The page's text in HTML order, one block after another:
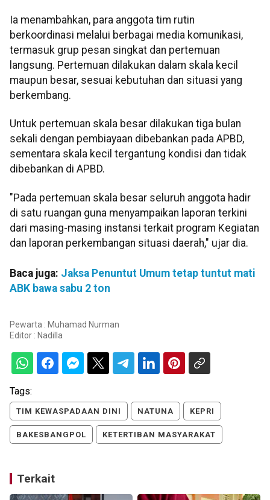
Ia menambahkan, para anggota tim rutin
berkoordinasi melalui berbagai media komunikasi,
termasuk grup pesan singkat dan pertemuan
langsung. Pertemuan dilakukan dalam skala kecil
maupun besar, sesuai kebutuhan dan situasi yang
berkembang.
Untuk pertemuan skala besar dilakukan tiga bulan
sekali dengan pembiayaan dibebankan pada APBD,
sementara skala kecil tergantung kondisi dan tidak
dibebankan di APBD.
"Pada pertemuan skala besar seluruh anggota hadir
di satu ruangan guna menyampaikan laporan terkini
dari masing-masing instansi terkait program Kegiatan
dan laporan perkembangan situasi daerah," ujar dia.
Baca juga: Jaksa Penuntut Umum tetap tuntut mati
ABK bawa sabu 2 ton
Pewarta : Muhamad Nurman
Editor : Nadilla
Tags:
TIM KEWASPADAAN DINI NATUNA KEPRI
BAKESBANGPOL KETERTIBAN MASYARAKAT
Terkait